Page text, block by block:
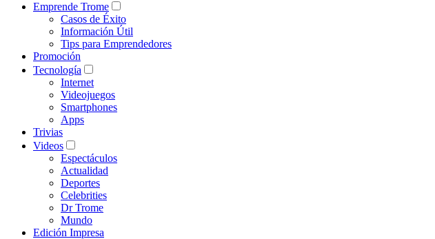
Emprende Trome
Casos de Éxito
Información Útil
Tips para Emprendedores
Promoción
Tecnología
Internet
Videojuegos
Smartphones
Apps
Trivias
Videos
Espectáculos
Actualidad
Deportes
Celebrities
Dr Trome
Mundo
Edición Impresa